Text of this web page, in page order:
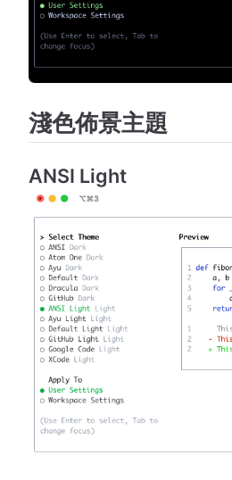
淺色佈景主題
ANSI Light